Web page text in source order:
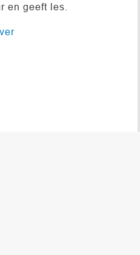
en geeft les.